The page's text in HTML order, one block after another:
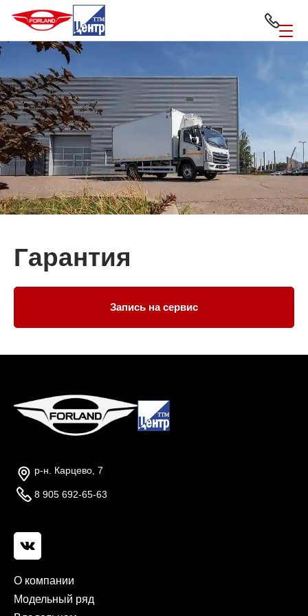
Гарантия
Запись на сервис
р-н. Карцево, 7
8 905 692-65-63
О компании
Модельный ряд